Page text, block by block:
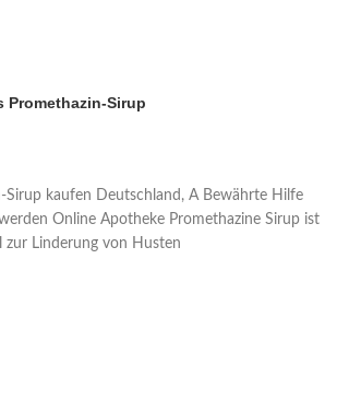
Promethazin-Sirup
Sirup kaufen Deutschland, A Bewährte Hilfe
Online Apotheke Promethazine Sirup ist
Linderung von Husten